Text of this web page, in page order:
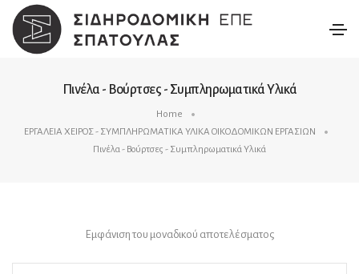
Πινέλα - Βούρτσες - Συμπληρωματικά Υλικά
Home
ΕΡΓΑΛΕΙΑ ΧΕΙΡΟΣ - ΣΥΜΠΛΗΡΩΜΑΤΙΚΑ ΥΛΙΚΑ ΟΙΚΟΔΟΜΙΚΩΝ ΕΡΓΑΣΙΩΝ
Πινέλα - Βούρτσες - Συμπληρωματικά Υλικά
Εμφάνιση του μοναδικού αποτελέσματος